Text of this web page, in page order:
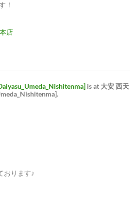
！
店
is at 大安 西天
おります♪